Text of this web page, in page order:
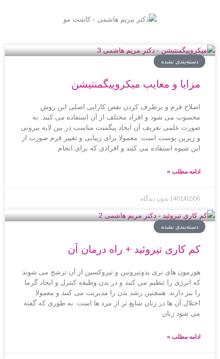
دسته‌بندی نشده
مزایا و معایب میکروپیگمنتیشن
اصلاح فرم و برطرف کردن نقص کارایی اصلی این روش
محسوب می شود و افراد مختلف از آن استفاده می کنند. به
صورت علمی تعریف آن ایجاد پیگمنت مناسب در بین لایه بیرونی
و زیرین پوست است. معمولا برای زیبایی و تغییر فرم صورت از
این شیوه استفاده می کنند و افرادی که برای انجام
ادامه مطلب »
1401/02/06 بدون دیدگاه
دسته‌بندی نشده
کم کاری تیروئید + راه درمان آن
هورمون های تری یدوتیرونین و تیروکسین از آن ترشح می شوند
که انرژی را تنظیم می کنند و در بدن وظیقه کنترل و ایجاد گرما
را نیز دارند. همچنین رشد بدن را مدیریت می کنند و معمولا
اختلال آن ها در زنان شایع تر از مرد ها است. به طوری که گفته
می شود زنان
ادامه مطلب »
ب ب ب ب
ر
ه
ب
ر